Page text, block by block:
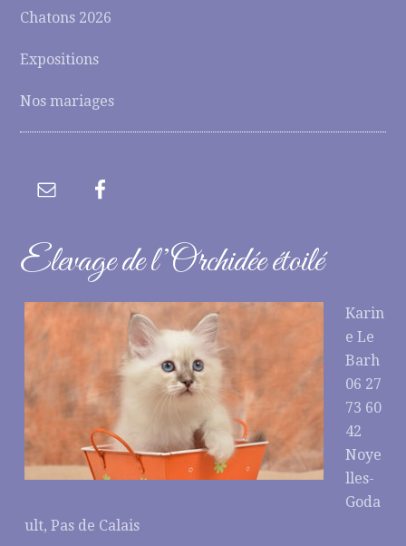
Chatons 2026
Expositions
Nos mariages
Elevage de l’Orchidée étoilé
Karin
e Le
Barh
06 27
73 60
42
Noye
lles-
Goda
ult, Pas de Calais